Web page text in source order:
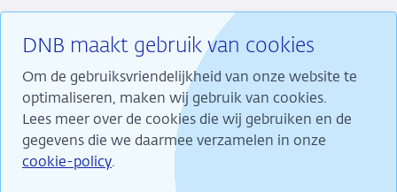
DNB maakt gebruik van cookies
Om de gebruiksvriendelijkheid van onze website te
optimaliseren, maken wij gebruik van cookies.
Lees meer over de cookies die wij gebruiken en de
gegevens die we daarmee verzamelen in onze
cookie-policy.
RSS InstagramLinkedin
X
Wij maken ons sterk voor financiële stabiliteit en
dragen daarmee bij aan duurzame welvaart in